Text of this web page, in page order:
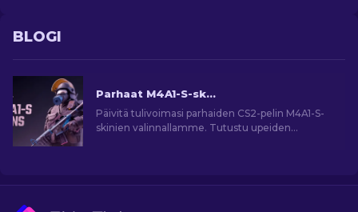
BLOGI
Parhaat M4A1-S-skinit CS2:ssa [2026]
Päivitä tulivoimasi parhaiden CS2-pelin M4A1-S-
skinien valinnallamme. Tutustu upeiden